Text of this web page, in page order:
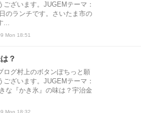
ざいます。JUGEMテーマ：
のランチです。さいたま市の
Mon 18:51
？
ログ村上のボタンぽちっと願
ざいます。JUGEMテーマ：
な『かき氷』の味は？宇治金
Mon 18:32